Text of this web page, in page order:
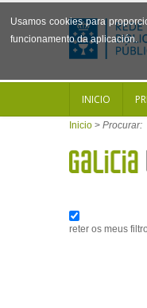
Usamos cookies para
funcionamento da aplicación.
INICIO
Inicio > Procurar:
reter os meus